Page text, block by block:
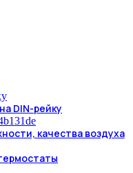
DIN-рейку
качества воздуха